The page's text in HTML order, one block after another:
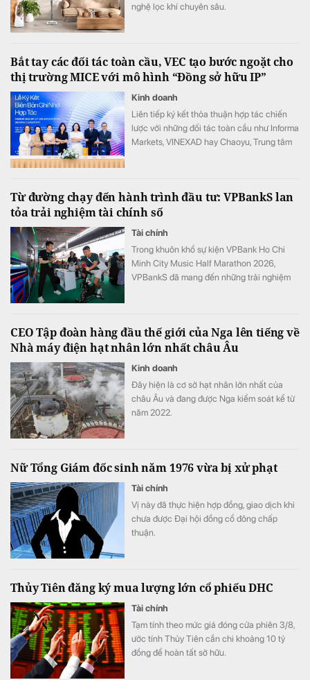
nghệ lọc khí chuyên sâu.
Bắt tay các đối tác toàn cầu, VEC tạo bước ngoặt cho
thị trường MICE với mô hình “Đồng sở hữu IP”
Kinh doanh
Liên tiếp ký kết thỏa thuận hợp tác chiến
lược với những đối tác toàn cầu như Informa
Markets, VINEXAD hay Chaoyu, Trung tâm
Từ đường chạy đến hành trình đầu tư: VPBankS lan
tỏa trải nghiệm tài chính số
Tài chính
Trong khuôn khổ sự kiện VPBank Ho Chi
Minh City Music Half Marathon 2026,
VPBankS đã mang đến những trải nghiệm
Invest.
CEO Tập đoàn hàng đầu thế giới của Nga lên tiếng về
Nhà máy điện hạt nhân lớn nhất châu Âu
Kinh doanh
Đây hiện là cơ sở hạt nhân lớn nhất của
châu Âu và đang được Nga kiểm soát kể từ
năm 2022.
Nữ Tổng Giám đốc sinh năm 1976 vừa bị xử phạt
Tài chính
Vị này đã thực hiện hợp đồng, giao dịch khi
chưa được Đại hội đồng cổ đông chấp
thuận.
Thủy Tiên đăng ký mua lượng lớn cổ phiếu DHC
Tài chính
Tạm tính theo mức giá đóng cửa phiên 3/8,
ước tính Thủy Tiên cần chi khoảng 10 tỷ
đồng để hoàn tất sở hữu.